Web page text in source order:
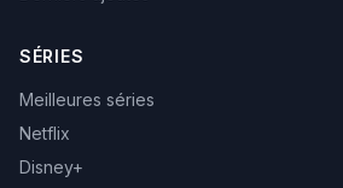
SÉRIES
Meilleures séries
Netflix
Disney+